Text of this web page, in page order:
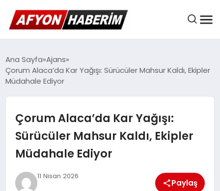
AFYON HABER
GÜNDEM
BELEDIYELER
Ana Sayfa Ajans
Çorum Alaca’da Kar Yağışı: Sürücüler Mahsur Kaldı, Ekipler
Müdahale Ediyor
Çorum Alaca’da Kar Yağışı:
Sürücüler Mahsur Kaldı, Ekipler
Müdahale Ediyor
11 Nisan 2026
Paylaş